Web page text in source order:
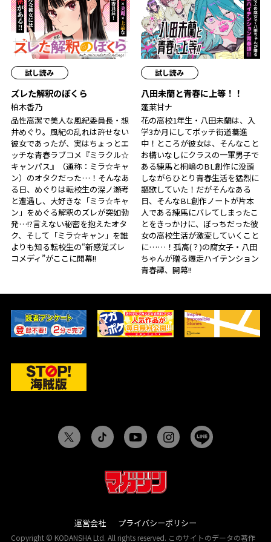
試し読み
ズレた解釈のぼくら
柏木香乃
品性高潔で美人な風紀委員長・想
井めぐり。風紀の乱れは許せない
彼女であったが、実はちょっとエ
ッチな青春ラブコメ『ミラクル☆
キャンパス』（通称：ミラ☆キャ
ン）のオタクだった…！そんなあ
る日、めぐりは転校生の深ノ瀬考
と遭遇し、大好きな「ミラ☆キャ
ン」をめぐる解釈のズレが突如勃
発…!?言えない秘密を抱えたオタ
ク、そして「ミラ☆キャン」を誰
よりも知る転校生の“新感覚ズレ
コメディ”がここに開幕!!
試し読み
八田未蘭と青春に上等！！
蓬莱甘ナ
花の高校1年生・八田未蘭は、入
学3か月にしてボッチ街道驀進
中！ところが彼女は、そんなこと
お構いなしにクラスの一軍男子で
ある練馬と桐嶋のBL創作に没頭
しながらひとり青春生活を猛烈に
謳歌していた！だがそんなある
日、そんなBL創作ノートが片本
人である練馬にバレてしまったこ
とをきっかけに、ぼっちだった彼
女の高校生活が激変していくこと
に……！孤高(？)の腐女子・八田
ちゃんが贈る爆走ハイテンション
青春譚、開幕!!
運営会社 プライバシーポリシー
Copyright © KODANSHA Ltd. All rights reserved. このサイトのデータの著作